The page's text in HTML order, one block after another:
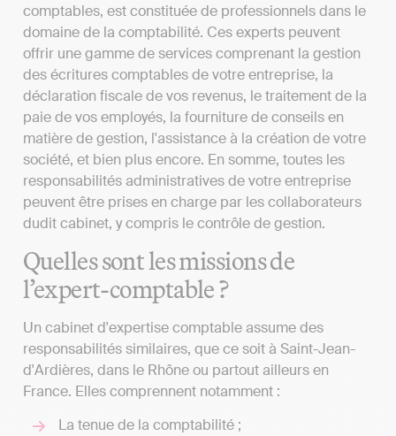
comptables, est constituée de professionnels dans le
domaine de la comptabilité. Ces experts peuvent
offrir une gamme de services comprenant la gestion
des écritures comptables de votre entreprise, la
déclaration fiscale de vos revenus, le traitement de la
paie de vos employés, la fourniture de conseils en
matière de gestion, l'assistance à la création de votre
société, et bien plus encore. En somme, toutes les
responsabilités administratives de votre entreprise
peuvent être prises en charge par les collaborateurs
dudit cabinet, y compris le contrôle de gestion.
Quelles sont les missions de
l’expert-comptable ?
Un cabinet d'expertise comptable assume des
responsabilités similaires, que ce soit à Saint-Jean-
d'Ardières, dans le Rhône ou partout ailleurs en
France. Elles comprennent notamment :
La tenue de la comptabilité ;